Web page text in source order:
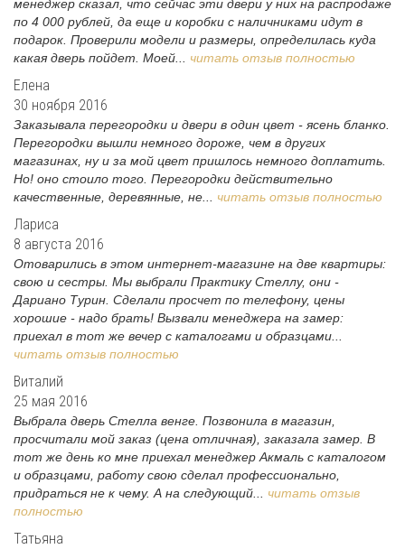
менеджер сказал, что сейчас эти двери у них на распродаже
по 4 000 рублей, да еще и коробки с наличниками идут в
подарок. Проверили модели и размеры, определилась куда
какая дверь пойдет. Моей... читать отзыв полностью
Елена
30 ноября 2016
Заказывала перегородки и двери в один цвет - ясень бланко.
Перегородки вышли немного дороже, чем в других
магазинах, ну и за мой цвет пришлось немного доплатить.
Но! оно стоило того. Перегородки действительно
качественные, деревянные, не... читать отзыв полностью
Лариса
8 августа 2016
Отоварились в этом интернет-магазине на две квартиры:
свою и сестры. Мы выбрали Практику Стеллу, они -
Дариано Турин. Сделали просчет по телефону, цены
хорошие - надо брать! Вызвали менеджера на замер:
приехал в тот же вечер с каталогами и образцами...
читать отзыв полностью
Виталий
25 мая 2016
Выбрала дверь Стелла венге. Позвонила в магазин,
просчитали мой заказ (цена отличная), заказала замер. В
тот же день ко мне приехал менеджер Акмаль с каталогом
и образцами, работу свою сделал профессионально,
придраться не к чему. А на следующий... читать отзыв
полностью
Татьяна